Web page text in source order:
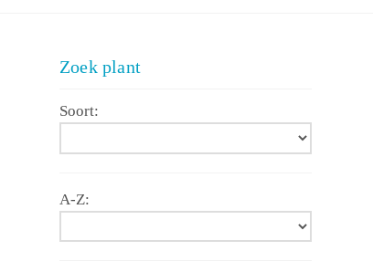
Zoek plant
Soort:
A-Z: